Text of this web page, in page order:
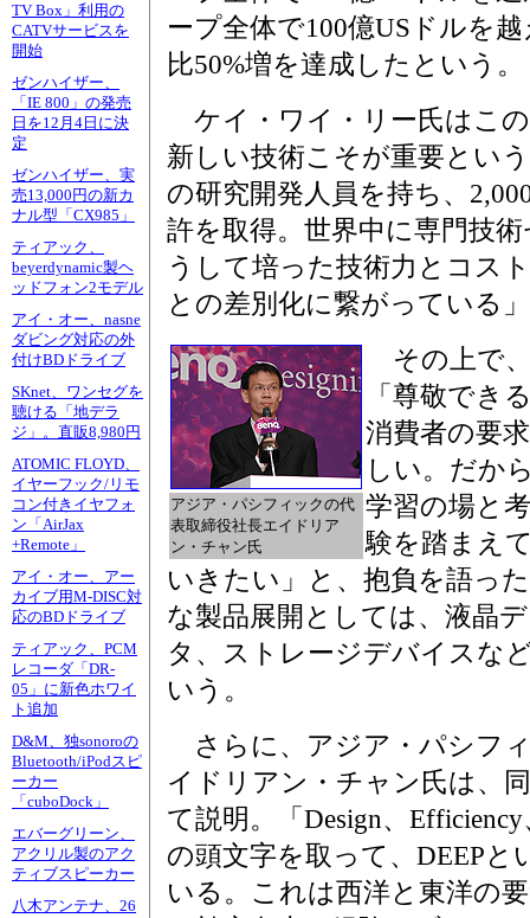
TV Box」利用の
CATVサービスを
開始
ゼンハイザー、
「IE 800」の発売
日を12月4日に決
定
ゼンハイザー、実
売13,000円の新カ
ナル型「CX985」
ティアック、
beyerdynamic製ヘ
ッドフォン2モデル
アイ・オー、nasne
ダビング対応の外
付けBDドライブ
SKnet、ワンセグを
聴ける「地デラ
ジ」。直販8,980円
ATOMIC FLOYD、
イヤーフック/リモ
コン付きイヤフォ
ン「AirJax
+Remote」
アイ・オー、アー
カイブ用M-DISC対
応のBDドライブ
ティアック、PCM
レコーダ「DR-
05」に新色ホワイ
ト追加
D&M、独sonoroの
Bluetooth/iPodスピ
ーカー
「cuboDock」
エバーグリーン、
アクリル製のアク
ティブスピーカー
八木アンテナ、26
ープ全体で100億USドルを
比50%増を達成したという。
ケイ・ワイ・リー氏はこ
新しい技術こそが重要とい
の研究開発人員を持ち、
許を取得。世界中に専門技
うして培った技術力とコス
との差別化に繋がっている
アジア・パシフィックの代
表取締役社長エイドリア
ン・チャン氏
その上で
「尊敬でき
消費者の要
しい。だか
学習の場と
験を踏まえ
いきたい」と、抱負を語っ
な製品展開としては、液晶
タ、ストレージデバイスな
いう。
さらに、アジア・パシフ
イドリアン・チャン氏は、
て説明。「Design、Efficiency
の頭文字を取って、DEEP
いる。これは西洋と東洋の